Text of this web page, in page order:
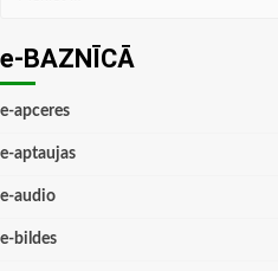
e-BAZNĪCĀ
e-apceres
e-aptaujas
e-audio
e-bildes